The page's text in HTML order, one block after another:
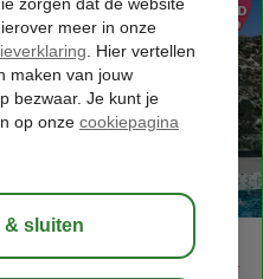
bewaar